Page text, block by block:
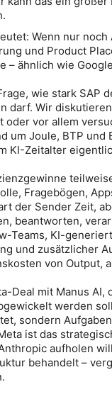
Wenn nur noch
und Product
– ähnlich wie
wie stark SAP
darf. Wir
vor allem
um Joule, BTP und
KI-Zeitalter
Fragebögen,
der Sender Zeit,
beantworten,
Teams, KI-
und zusätzlicher
von Output,
Deal mit Manus AI,
werden
sondern
ist das
aufholen
behandelt –